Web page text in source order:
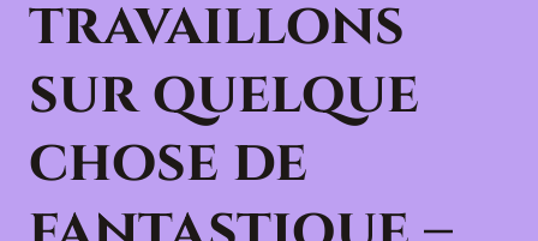
travaillons
sur quelque
chose de